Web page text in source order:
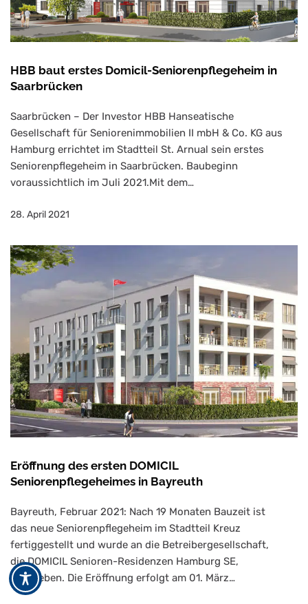
HBB baut erstes Domicil-Seniorenpflegeheim in
Saarbrücken
Saarbrücken – Der Investor HBB Hanseatische
Gesellschaft für Seniorenimmobilien II mbH & Co. KG aus
Hamburg errichtet im Stadtteil St. Arnual sein erstes
Seniorenpflegeheim in Saarbrücken. Baubeginn
voraussichtlich im Juli 2021.Mit dem…
28. April 2021
Eröffnung des ersten DOMICIL
Seniorenpflegeheimes in Bayreuth
Bayreuth, Februar 2021: Nach 19 Monaten Bauzeit ist
das neue Seniorenpflegeheim im Stadtteil Kreuz
fertiggestellt und wurde an die Betreibergesellschaft,
die DOMICIL Senioren-Residenzen Hamburg SE,
übergeben. Die Eröffnung erfolgt am 01. März…